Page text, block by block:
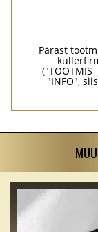
Pärast
"INFO",